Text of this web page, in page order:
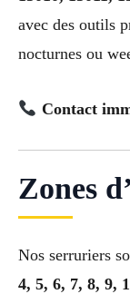
avec des outils
nocturnes ou
Contact
Zones
Nos serruriers
4, 5, 6, 7, 8, 9,